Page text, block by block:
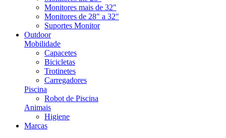
Monitores mais de 32"
Monitores de 28" a 32"
Suportes Monitor
Outdoor
Mobilidade
Capacetes
Bicicletas
Trotinetes
Carregadores
Piscina
Robot de Piscina
Animais
Higiene
Marcas